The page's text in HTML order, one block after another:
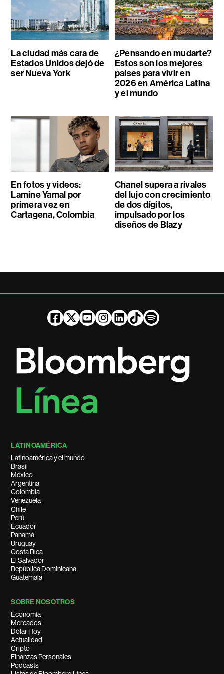
La ciudad más cara de
Estados Unidos dejó de
ser Nueva York
¿Pensando en mudarte?
Estos son los mejores
países para vivir en
2026 en América Latina
y el mundo
En fotos y videos:
Lamine Yamal por
primera vez en
Cartagena, Colombia
Chanel supera a rivales
del lujo con crecimiento
de dos dígitos,
impulsado por los
diseños de Blazy
LATINOAMÉRICA
Latinoamérica y el mundo
Brasil
México
Argentina
Colombia
Venezuela
Chile
Perú
Ecuador
Panamá
Uruguay
Costa Rica
El Salvador
República Dominicana
Guatemala
SOBRE NOSOTROS
Economía
Mercados
Dólar Hoy
Actualidad
Cripto
Finanzas Personales
Podcasts